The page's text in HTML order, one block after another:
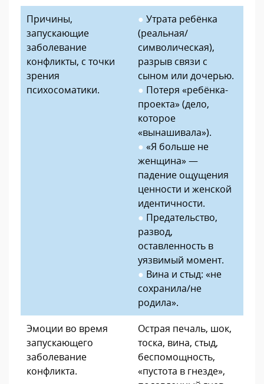
Причины,
запускающие
заболевание
конфликты, с точки
зрения
психосоматики.
● Утрата ребёнка
(реальная/
символическая),
разрыв связи с
сыном или дочерью.
● Потеря «ребёнка-
проекта» (дело,
которое
«вынашивала»).
● «Я больше не
женщина» —
падение ощущения
ценности и женской
идентичности.
● Предательство,
развод,
оставленность в
уязвимый момент.
● Вина и стыд: «не
сохранила/не
родила».
Эмоции во время
запускающего
заболевание
конфликта.
Острая печаль, шок,
тоска, вина, стыд,
беспомощность,
«пустота в гнезде»,